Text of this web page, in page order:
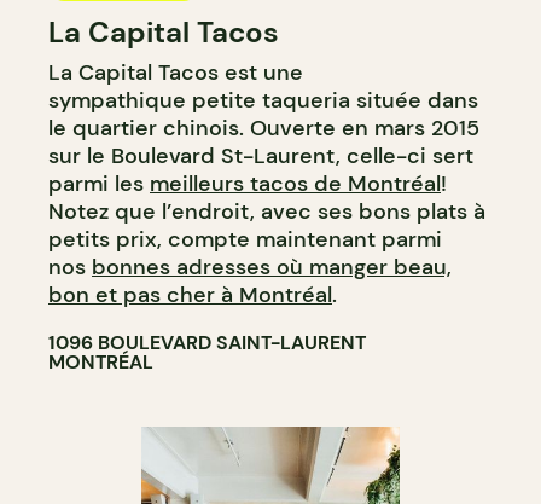
La Capital Tacos
La Capital Tacos est une
sympathique petite taqueria située dans
le quartier chinois. Ouverte en mars 2015
sur le Boulevard St-Laurent, celle-ci sert
parmi les meilleurs tacos de Montréal!
Notez que l’endroit, avec ses bons plats à
petits prix, compte maintenant parmi
nos bonnes adresses où manger beau,
bon et pas cher à Montréal.
1096 BOULEVARD SAINT-LAURENT
MONTRÉAL